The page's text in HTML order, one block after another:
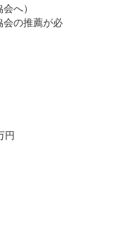
へ）
会の推薦が必
円